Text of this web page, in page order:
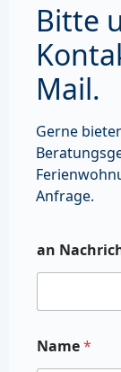
Bitte
Mail.
Gerne
Anfrage.
an
Name*